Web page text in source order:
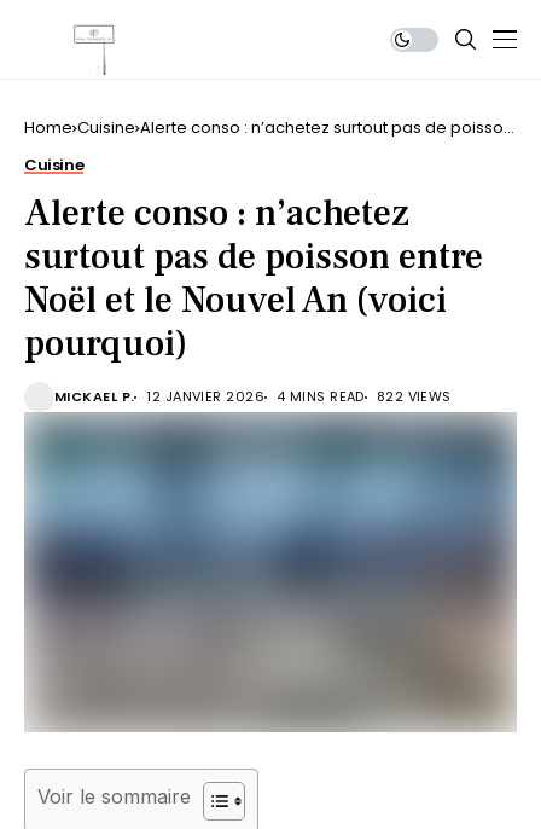
Home Cuisine Alerte conso : n’achetez surtout pas de poisson
Cuisine
Alerte conso : n’achetez
surtout pas de poisson entre
Noël et le Nouvel An (voici
pourquoi)
MICKAEL P. 12 JANVIER 2026 4 MINS READ 822 VIEWS
Voir le sommaire